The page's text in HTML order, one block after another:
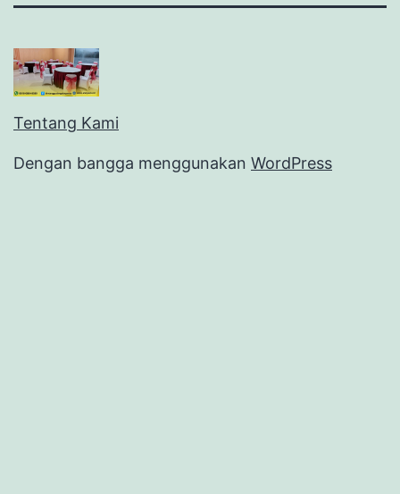
Tentang Kami
Dengan bangga menggunakan WordPress